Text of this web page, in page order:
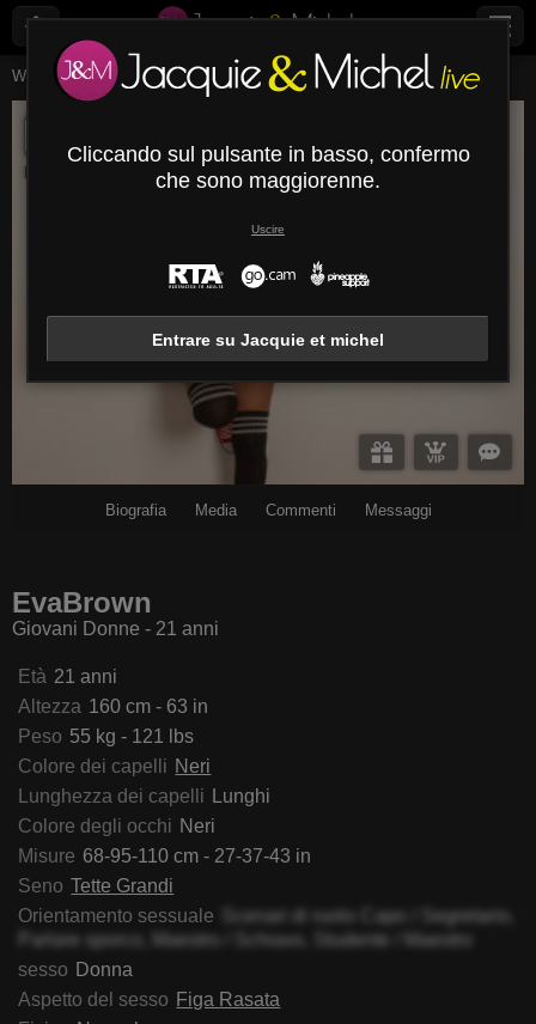
Webcam Live Giovani Donne Evabrown
Disconnesso
Biografia Media Commenti Messaggi
EvaBrown
Giovani Donne - 21 anni
Età 21 anni
Altezza 160 cm - 63 in
Peso 55 kg - 121 lbs
Colore dei capelli Neri
Lunghezza dei capelli Lunghi
Colore degli occhi Neri
Misure 68-95-110 cm - 27-37-43 in
Seno Tette Grandi
Orientamento sessuale
Scenari di ruolo Capo / Segretario,
Parlare sporco, Maestro / Schiavo, Studente / Maestro
sesso Donna
Aspetto del sesso Figa Rasata
Cliccando sul pulsante in basso, confermo
che sono maggiorenne.
Uscire
Entrare su Jacquie et michel